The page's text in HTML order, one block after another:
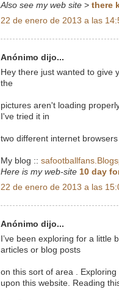
Also see my web site > there
22 de enero de 2013 a las
Anónimo dijo...
Hey there just wanted to give
the
pictures aren't loading
I've tried it in
two different internet
My blog ::
Here is my web-site 10 day
22 de enero de 2013 a las
Anónimo dijo...
I’ve been exploring for a little
articles or blog posts
on this sort of area .
upon this website. Reading